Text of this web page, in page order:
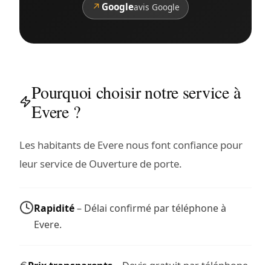
↗ Googleavis Google
Pourquoi choisir notre service à
Evere ?
Les habitants de Evere nous font confiance pour
leur service de Ouverture de porte.
Rapidité– Délai confirmé par téléphone à
Evere.